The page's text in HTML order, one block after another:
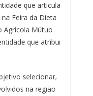
que articula
Feira da Dieta
Agrícola Mútuo
que atribui
selecionar,
na região